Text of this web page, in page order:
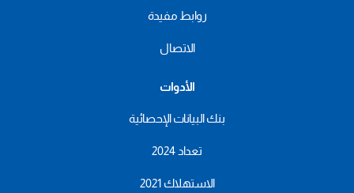
روابط مفيدة
الاتصال
الأدوات
بنك البيانات الإحصائية
تعداد 2024
الاستهلاك 2021